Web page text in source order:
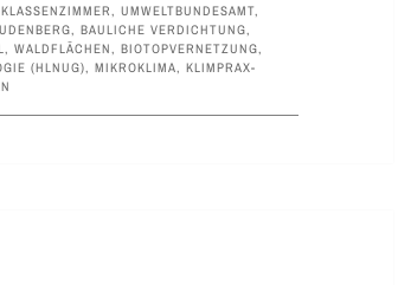
, UMWELTBUNDESAMT,
, BAULICHE VERDICHTUNG,
, WALDFLÄCHEN, BIOTOPVERNETZUNG,
(HLNUG), MIKROKLIMA, KLIMPRAX-